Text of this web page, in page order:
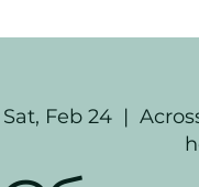
Sat, Feb 24
  |